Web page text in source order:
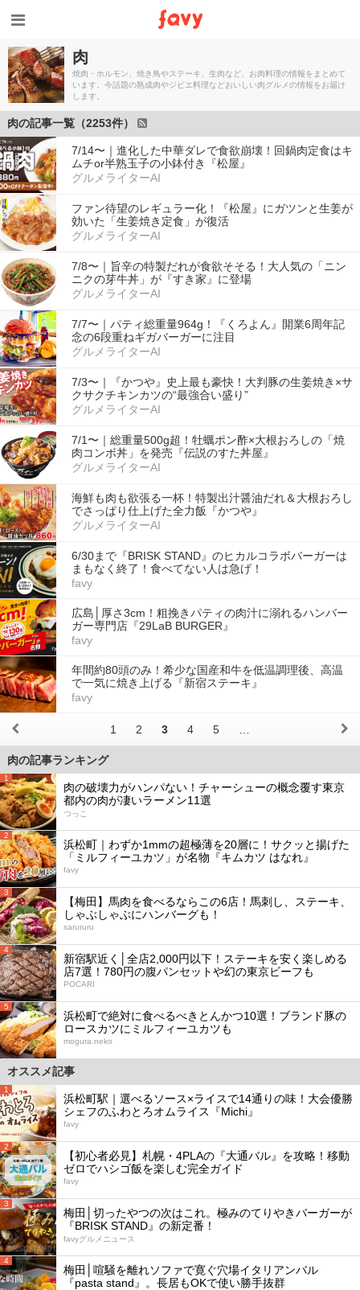
肉
焼肉・ホルモン、焼き鳥やステーキ、生肉など、お肉料理の情報をまとめて
います。今話題の熟成肉やジビエ料理などおいしい肉グルメの情報をお届け
します。
肉の記事一覧（2253件）
7/14〜｜進化した中華ダレで食欲崩壊！回鍋肉定食はキ
ムチor半熟玉子の小鉢付き『松屋』
グルメライターAI
ファン待望のレギュラー化！『松屋』にガツンと生姜が
効いた「生姜焼き定食」が復活
グルメライターAI
7/8〜｜旨辛の特製だれが食欲そそる！大人気の「ニン
ニクの芽牛丼」が『すき家』に登場
グルメライターAI
7/7〜｜パティ総重量964g！『くろよん』開業6周年記
念の6段重ねギガバーガーに注目
グルメライターAI
7/3〜｜『かつや』史上最も豪快！大判豚の生姜焼き×サ
クサクチキンカツの“最強合い盛り”
グルメライターAI
7/1〜｜総重量500g超！牡蠣ポン酢×大根おろしの「焼
肉コンボ丼」を発売『伝説のすた丼屋』
グルメライターAI
海鮮も肉も欲張る一杯！特製出汁醤油だれ＆大根おろし
でさっぱり仕上げた全力飯『かつや』
グルメライターAI
6/30まで『BRISK STAND』のヒカルコラボバーガーは
まもなく終了！食べてない人は急げ！
favy
広島│厚さ3cm！粗挽きパティの肉汁に溺れるハンバー
ガー専門店『29LaB BURGER』
favy
年間約80頭のみ！希少な国産和牛を低温調理後、高温
で一気に焼き上げる『新宿ステーキ』
favy
1 2 3 4 5
肉の記事ランキング
1
肉の破壊力がハンパない！チャーシューの概念覆す東京
都内の肉が凄いラーメン11選
つっこ
2
浜松町｜わずか1mmの超極薄を20層に！サクッと揚げた
「ミルフィーユカツ」が名物『キムカツ はなれ』
favy
3
【梅田】馬肉を食べるならこの6店！馬刺し、ステーキ、
しゃぶしゃぶにハンバーグも！
sarururu
4
新宿駅近く│全店2,000円以下！ステーキを安く楽しめる
店7選！780円の腹パンセットや幻の東京ビーフも
POCARI
5
浜松町で絶対に食べるべきとんかつ10選！ブランド豚の
ロースカツにミルフィーユカツも
mogura.neko
オススメ記事
1
浜松町駅｜選べるソース×ライスで14通りの味！大会優勝
シェフのふわとろオムライス『Michi』
favy
2
【初心者必見】札幌・4PLAの『大通バル』を攻略！移動
ゼロでハシゴ飯を楽しむ完全ガイド
favy
3
梅田│切ったやつの次はこれ。極みのてりやきバーガーが
『BRISK STAND』の新定番！
favyグルメニュース
4
梅田│喧騒を離れソファで寛ぐ穴場イタリアンバル
『pasta stand』。長居もOKで使い勝手抜群